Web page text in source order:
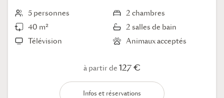
5 personnes
2 chambres
40 m²
2 salles de bain
Télévision
Animaux acceptés
à partir de 127 €
Infos et réservations